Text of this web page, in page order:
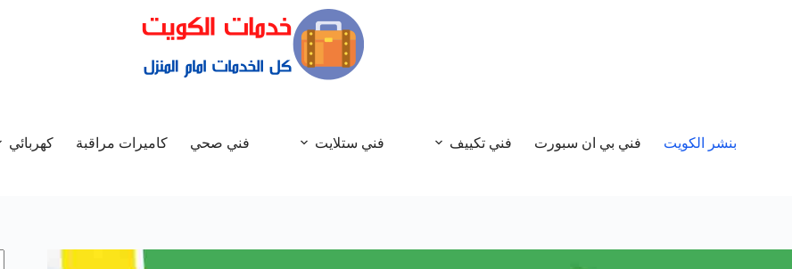
بنشر الكويت فني بي ان سبورت فني تكييف فني ستلايت فني صحي كاميرات مراقبة كهربائي